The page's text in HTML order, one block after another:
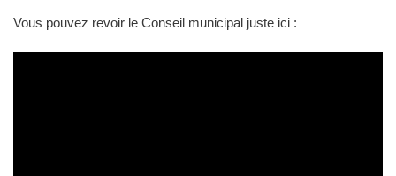
Vous pouvez revoir le Conseil municipal juste ici :